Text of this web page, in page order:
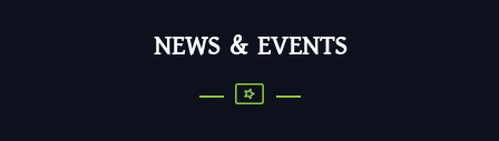
NEWS & EVENTS